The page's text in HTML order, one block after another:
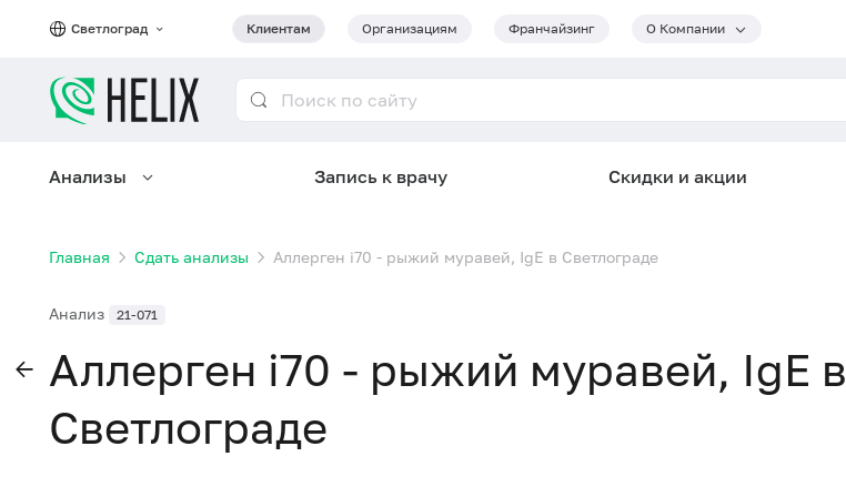
Светлоград Клиентам Организациям Франчайзинг О Компании
Анализы Запись к врачу Скидки и акции
Главная Сдать анализы Аллерген i70 - рыжий муравей, IgE в Светлограде
Анализ 21-071
Аллерген i70 - рыжий муравей, IgE в
Светлограде